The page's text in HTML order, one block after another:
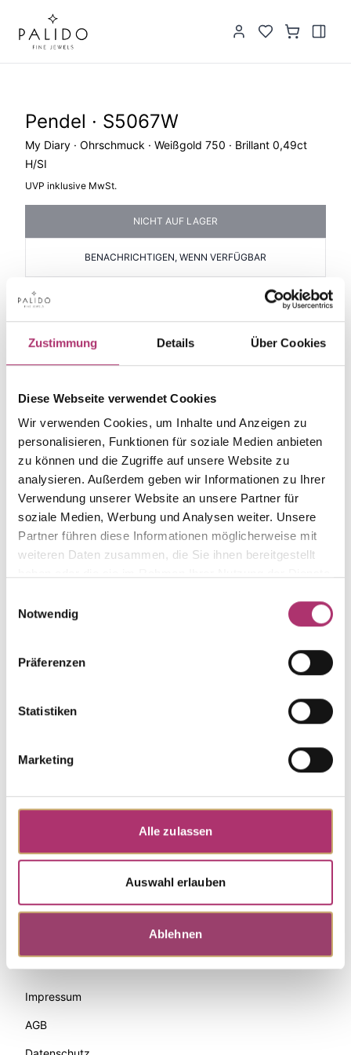
Zustimmung Details Über Cookies
Diese Webseite verwendet Cookies
Wir verwenden Cookies, um Inhalte und Anzeigen zu
personalisieren, Funktionen für soziale Medien anbieten
zu können und die Zugriffe auf unsere Website zu
analysieren. Außerdem geben wir Informationen zu Ihrer
Verwendung unserer Website an unsere Partner für
soziale Medien, Werbung und Analysen weiter. Unsere
Partner führen diese Informationen möglicherweise mit
weiteren Daten zusammen, die Sie ihnen bereitgestellt
Notwendig
Präferenzen
Statistiken
Marketing
Alle zulassen
Auswahl erlauben
Ablehnen
Pendel · S5067W
My Diary · Ohrschmuck · Weißgold 750 · Brillant 0,49ct
H/SI
UVP inklusive MwSt.
NICHT AUF LAGER
BENACHRICHTIGEN, WENN VERFÜGBAR
PRODUKTBESCHREIBUNG
Artikelgruppe
Pendel
Gold
-
1.42.2027.WG.750.018.0.0
EAN
9010595749988
Alternativ
-
Feingehalt
750
Farbe
Weißgold
Steinfarbe
Steinart
Diamant
Stein
Größe
Zahlungsmethoden
Palido
Impressum
AGB